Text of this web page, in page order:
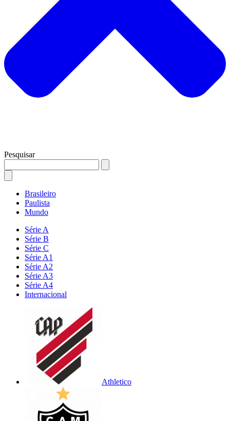
Pesquisar
Brasileiro
Paulista
Mundo
Série A
Série B
Série C
Série A1
Série A2
Série A3
Série A4
Internacional
Athletico